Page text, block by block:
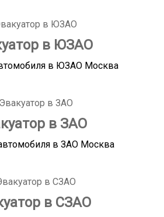
в ЮЗАО
в ЮЗАО Москва
в ЗАО
в ЗАО Москва
в СЗАО